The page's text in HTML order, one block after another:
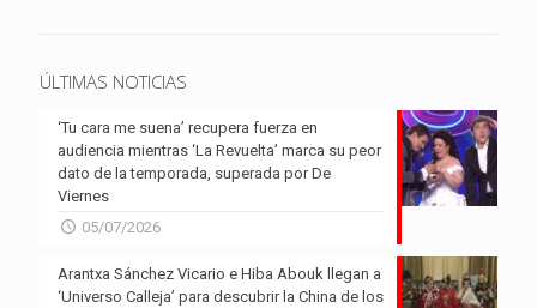
ÚLTIMAS NOTICIAS
‘Tu cara me suena’ recupera fuerza en
audiencia mientras ‘La Revuelta’ marca su peor
dato de la temporada, superada por De
Viernes
05/07/2026
Arantxa Sánchez Vicario e Hiba Abouk llegan a
‘Universo Calleja’ para descubrir la China de los